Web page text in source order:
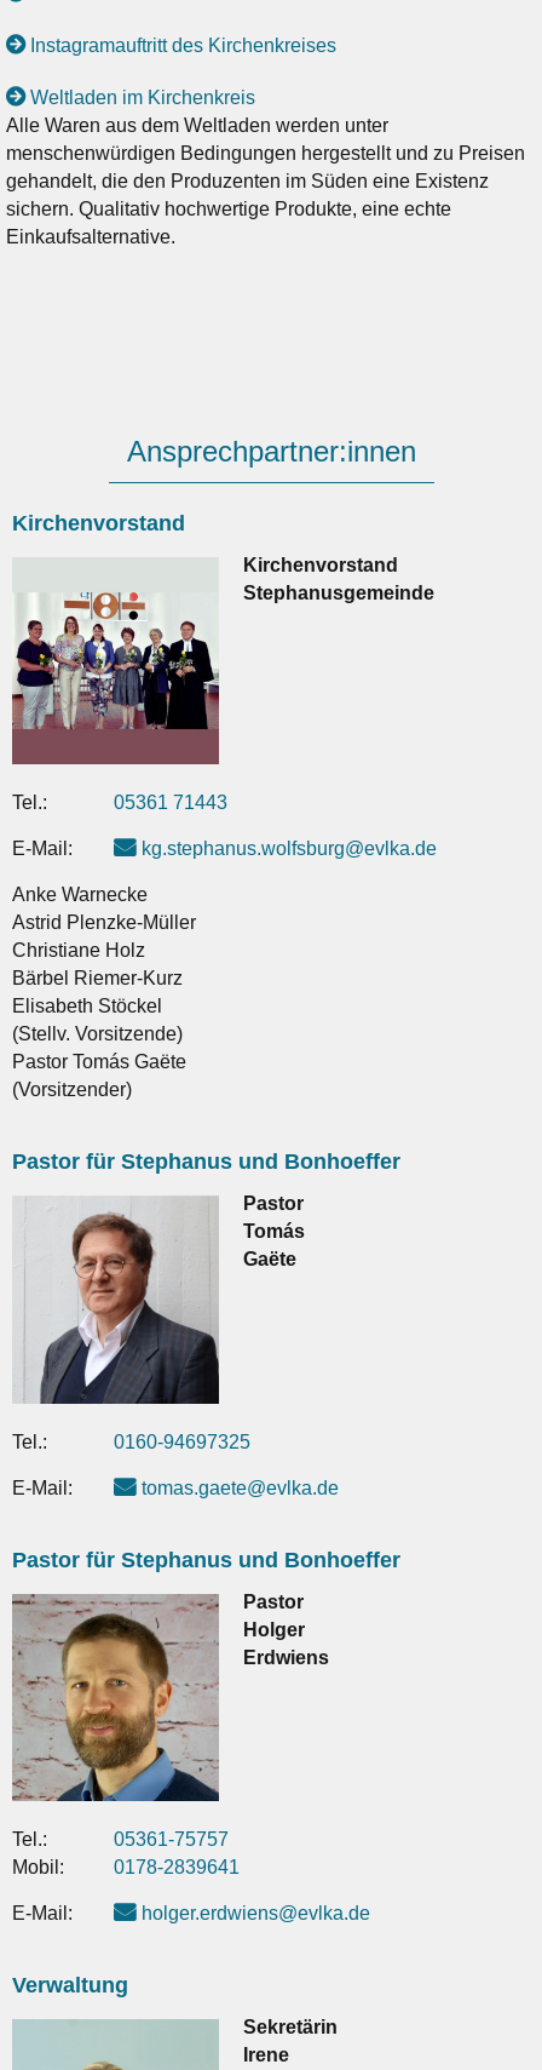
Instagramauftritt des Kirchenkreises
Weltladen im Kirchenkreis
Alle Waren aus dem Weltladen werden unter
menschenwürdigen Bedingungen hergestellt und zu Preisen
gehandelt, die den Produzenten im Süden eine Existenz
sichern. Qualitativ hochwertige Produkte, eine echte
Einkaufsalternative.
Ansprechpartner:innen
Kirchenvorstand
Kirchenvorstand
Stephanusgemeinde
Tel.: 05361 71443
E-Mail: kg.stephanus.wolfsburg@evlka.de
Anke Warnecke
Astrid Plenzke-Müller
Christiane Holz
Bärbel Riemer-Kurz
Elisabeth Stöckel
(Stellv. Vorsitzende)
Pastor Tomás Gaëte
(Vorsitzender)
Pastor für Stephanus und Bonhoeffer
Pastor
Tomás
Gaëte
Tel.: 0160-94697325
E-Mail: tomas.gaete@evlka.de
Pastor für Stephanus und Bonhoeffer
Pastor
Holger
Erdwiens
Tel.:
05361-75757
Mobil:
0178-2839641
E-Mail: holger.erdwiens@evlka.de
Verwaltung
Sekretärin
Irene